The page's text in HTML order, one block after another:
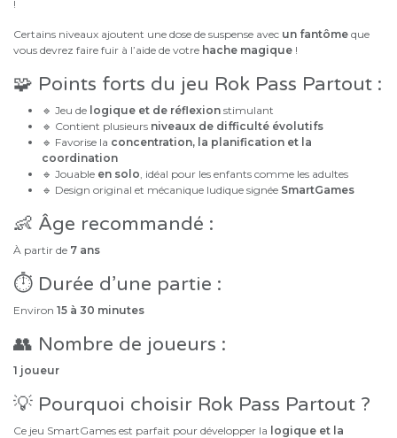
!
Certains niveaux ajoutent une dose de suspense avec un fantôme que
vous devrez faire fuir à l’aide de votre hache magique !
🧩 Points forts du jeu Rok Pass Partout :
🔹 Jeu de logique et de réflexion stimulant
🔹 Contient plusieurs niveaux de difficulté évolutifs
🔹 Favorise la concentration, la planification et la
coordination
🔹 Jouable en solo, idéal pour les enfants comme les adultes
🔹 Design original et mécanique ludique signée SmartGames
👶 Âge recommandé :
À partir de 7 ans
⏱ Durée d’une partie :
Environ 15 à 30 minutes
👥 Nombre de joueurs :
1 joueur
💡 Pourquoi choisir Rok Pass Partout ?
Ce jeu SmartGames est parfait pour développer la logique et la